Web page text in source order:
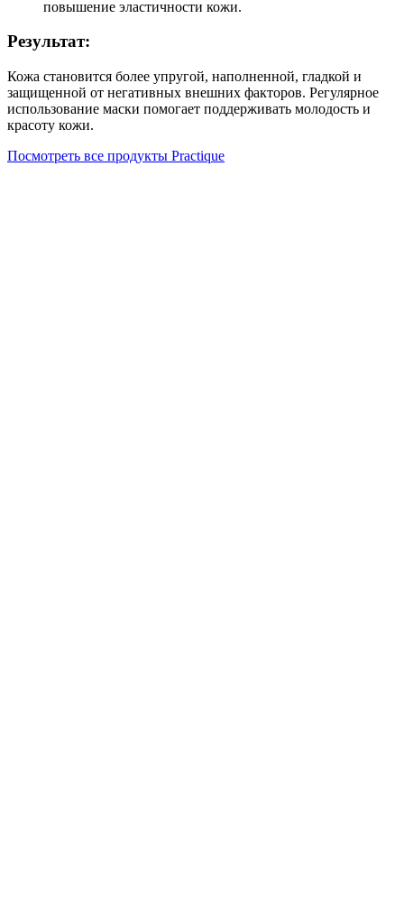
повышение эластичности кожи.
Результат:
Кожа становится более упругой, наполненной, гладкой и
защищенной от негативных внешних факторов. Регулярное
использование маски помогает поддерживать молодость и
красоту кожи.
Посмотреть все продукты Practique